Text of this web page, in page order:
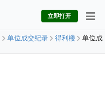
立即打开
单位成交纪录 得利楼
单位成